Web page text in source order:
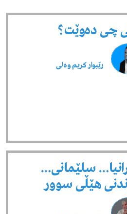
چی دەوێت؟
رێبوار كریم وەلی
سلێمانی…
هێڵی سوور